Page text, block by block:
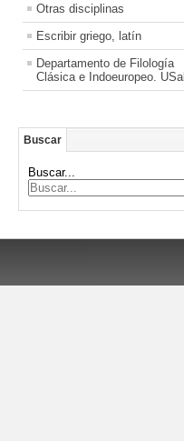
Otras disciplinas
Escribir griego, latín
Departamento de Filología
Clásica e Indoeuropeo. USal
Buscar
Buscar...